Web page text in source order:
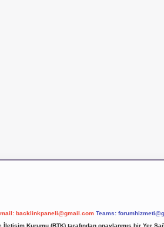
backlinkpaneli@gmail.com Teams:
Kurumu (BTK) tarafından onaylanmış bir Yer